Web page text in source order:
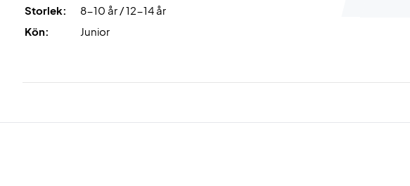
Storlek:
8-10 år / 12-14 år
Kön:
Junior